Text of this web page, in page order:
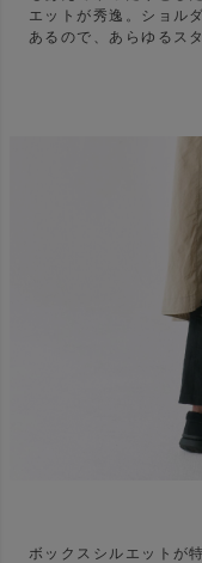
エットが秀逸。ショル
あるので、あらゆるス
ボックスシルエットが